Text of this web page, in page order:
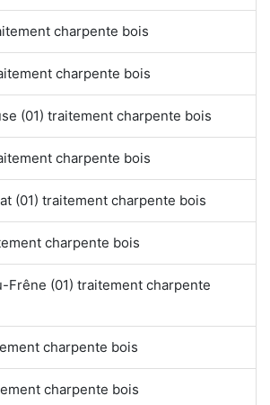
charpente bois
charpente bois
(01) traitement charpente bois
charpente bois
(01) traitement charpente bois
charpente bois
Frêne (01) traitement charpente
charpente bois
charpente bois